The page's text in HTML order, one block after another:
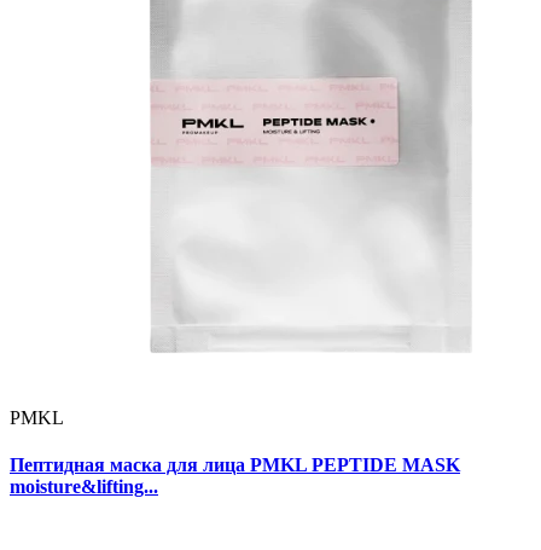
PMKL
Пептидная маска для лица PMKL PEPTIDE MASK
moisture&lifting...